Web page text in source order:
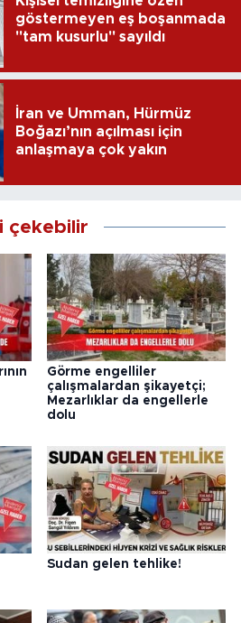
göstermeyen eş boşanmada
"tam kusurlu" sayıldı
İran ve Umman, Hürmüz
Boğazı’nın açılması için
anlaşmaya çok yakın
çekebilir
Görme engelliler
çalışmalardan şikayetçi;
Mezarlıklar da engellerle
dolu
Sudan gelen tehlike!